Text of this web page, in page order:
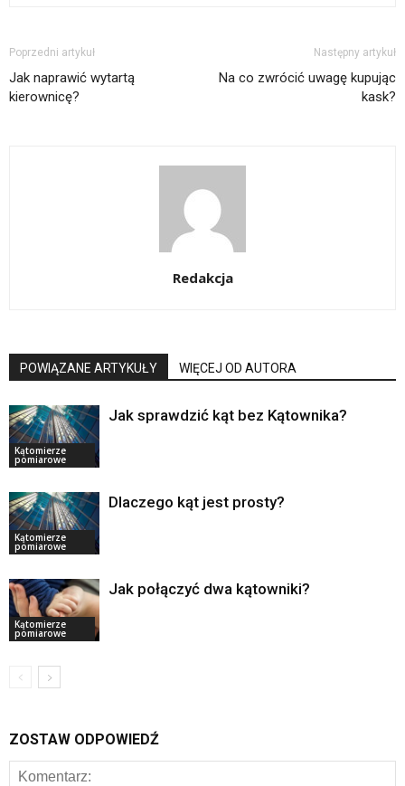
Poprzedni artykuł
Jak naprawić wytartą
kierownicę?
Następny artykuł
Na co zwrócić uwagę kupując
kask?
Redakcja
POWIĄZANE ARTYKUŁY WIĘCEJ OD AUTORA
Kątomierze
pomiarowe
Jak sprawdzić kąt bez Kątownika?
Kątomierze
pomiarowe
Dlaczego kąt jest prosty?
Kątomierze
pomiarowe
Jak połączyć dwa kątowniki?
ZOSTAW ODPOWIEDŹ